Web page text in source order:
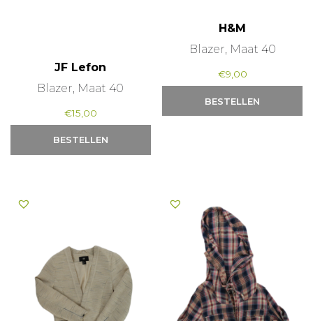
JF Lefon
Blazer, Maat 40
€15,00
BESTELLEN
H&M
Blazer, Maat 40
€9,00
BESTELLEN